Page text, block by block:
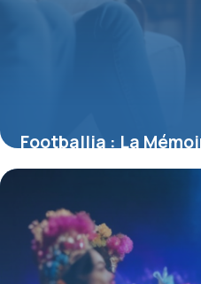
Footballia : La
Football Mondial